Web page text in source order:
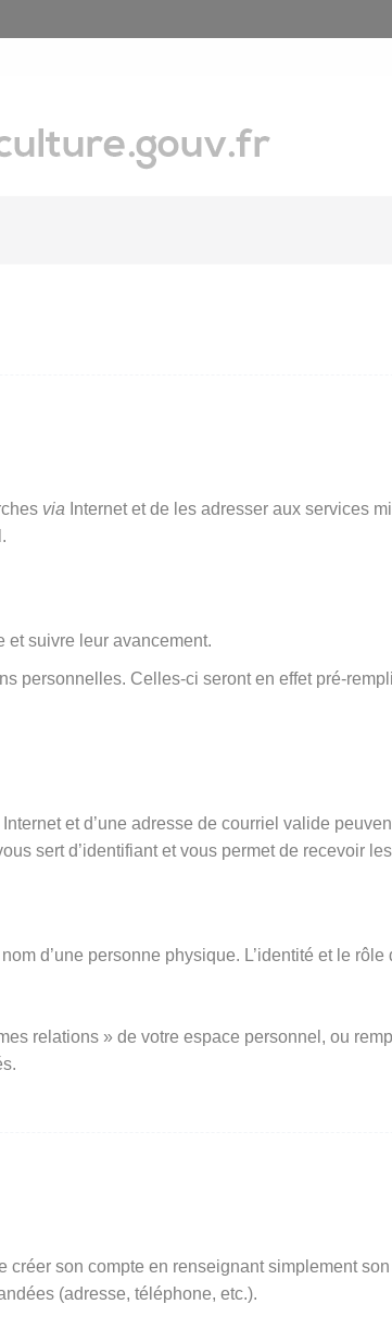
via Internet et de les adresser aux services
et suivre leur avancement.
personnelles. Celles-ci seront en effet pré-
et d’une adresse de courriel valide
sert d’identifiant et vous permet de recevoir
d’une personne physique. L’identité et le
relations » de votre espace personnel, ou
son compte en renseignant simplement
(adresse, téléphone, etc.).